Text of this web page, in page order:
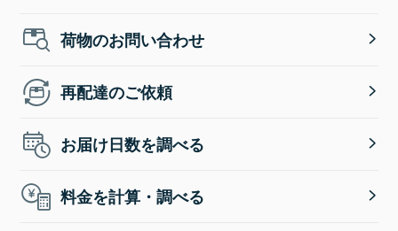
荷物のお問い合わせ
再配達のご依頼
お届け日数を調べる
料金を計算・調べる